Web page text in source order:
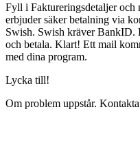
Fyll i Faktureringsdetaljer och
erbjuder säker betalning via
Swish. Swish kräver BankID.
och betala. Klart! Ett mail
med dina program.
Lycka till!
Om problem uppstår.